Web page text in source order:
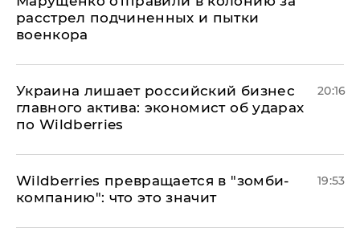
расстрел подчиненных и пытки
военкора
​Украина лишает российский бизнес
главного актива: экономист об ударах
по Wildberries
20:16
Wildberries превращается в "зомби-
компанию": что это значит
19:53